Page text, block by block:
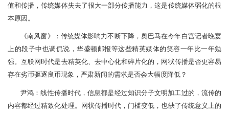
值和传播，传统媒体失去了很大一部分传播能力，这是传统媒体弱化的根
本原因。
《南风窗》：传统媒体影响力不断下降，奥巴马在今年白宫记者晚宴
上的段子中也调侃说，华盛顿邮报等这些精英媒体的笑容一年比一年勉
强。互联网时代是去精英化、去中心化和碎片化的，网状传播是否更容易
存在劣币驱逐良币现象，严肃新闻的需求是否会大幅度降低？
尹鸿：线性传播时代，信息都是经过知识分子文明加工过的，流传的
内容都经过精致化处理。网状传播时代，门槛变低，也缺了传统意义上的